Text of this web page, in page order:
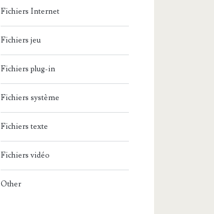
Fichiers Internet
Fichiers jeu
Fichiers plug-in
Fichiers système
Fichiers texte
Fichiers vidéo
Other